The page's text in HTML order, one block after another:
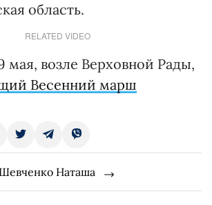
область.
RELATED VIDEO
мая, возле Верховной Рады,
Весенний марш
Наташа